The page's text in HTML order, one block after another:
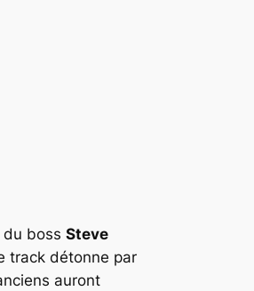
boss Steve
track détonne par
auront